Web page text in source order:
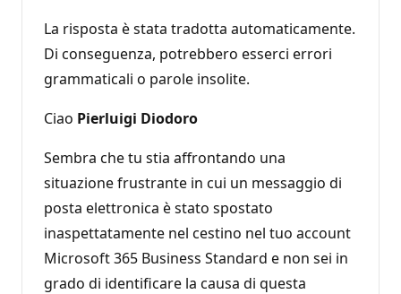
La risposta è stata tradotta automaticamente.
Di conseguenza, potrebbero esserci errori
grammaticali o parole insolite.
Ciao Pierluigi Diodoro
Sembra che tu stia affrontando una
situazione frustrante in cui un messaggio di
posta elettronica è stato spostato
inaspettatamente nel cestino nel tuo account
Microsoft 365 Business Standard e non sei in
grado di identificare la causa di questa